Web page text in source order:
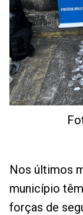
Nos últimos
município
forças de